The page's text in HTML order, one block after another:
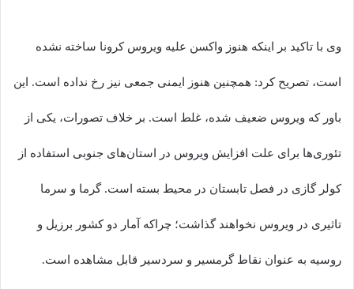
وی با تاکید بر اینکه هنوز واکسن علیه ویروس کرونا ساخته نشده
است، تصریح کرد: همچنین هنوز ایمنی جمعی نیز رخ نداده است. این
باور که ویروس ضعیف شده، غلط است. بر خلاف تصورات، یکی از
تئوری‌ها برای علت افزایش ویروس در استان‌های جنوبی استفاده از
کولر گازی در فصل تابستان در محیط بسته است. گرما و سرما
تاثیری در ویروس نخواهند گذاشت؛ چراکه آمار دو کشور برزیل و
روسیه به عنوان نقاط گرمسیر و سردسیر قابل مشاهده است‌.